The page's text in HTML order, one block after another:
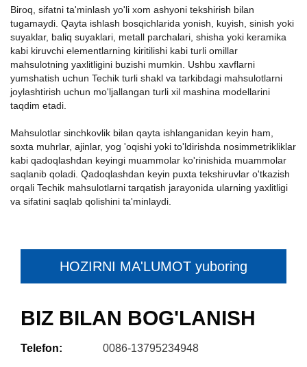
Biroq, sifatni ta'minlash yo'li xom ashyoni tekshirish bilan
tugamaydi. Qayta ishlash bosqichlarida yonish, kuyish, sinish yoki
suyaklar, baliq suyaklari, metall parchalari, shisha yoki keramika
kabi kiruvchi elementlarning kiritilishi kabi turli omillar
mahsulotning yaxlitligini buzishi mumkin. Ushbu xavflarni
yumshatish uchun Techik turli shakl va tarkibdagi mahsulotlarni
joylashtirish uchun mo'ljallangan turli xil mashina modellarini
taqdim etadi.
Mahsulotlar sinchkovlik bilan qayta ishlanganidan keyin ham,
soxta muhrlar, ajinlar, yog 'oqishi yoki to'ldirishda nosimmetrikliklar
kabi qadoqlashdan keyingi muammolar ko'rinishida muammolar
saqlanib qoladi. Qadoqlashdan keyin puxta tekshiruvlar o'tkazish
orqali Techik mahsulotlarni tarqatish jarayonida ularning yaxlitligi
va sifatini saqlab qolishini ta'minlaydi.
HOZIRNI MA'LUMOT yuboring
BIZ BILAN BOG'LANISH
Telefon: 0086-13795234948